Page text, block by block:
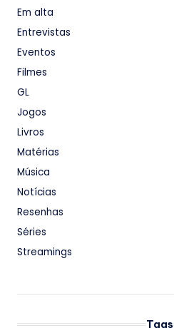
Em alta
Entrevistas
Eventos
Filmes
GL
Jogos
Livros
Matérias
Música
Notícias
Resenhas
Séries
Streamings
Tags